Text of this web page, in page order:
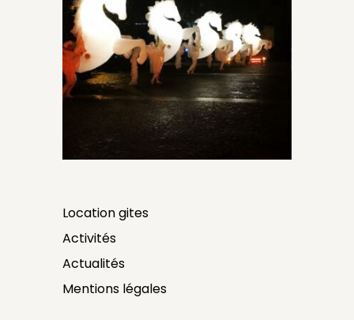
Location gites
Activités
Actualités
Mentions légales